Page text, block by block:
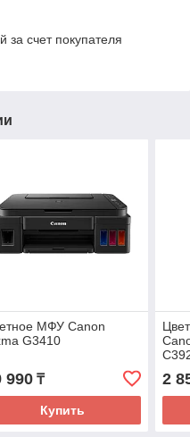
за счет покупателя
МФУ Canon
G3410
990₸
Купить
2